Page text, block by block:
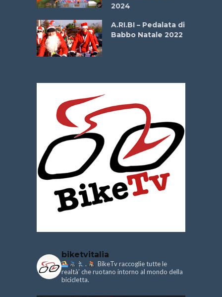
2024
A.RI.BI – Pedalata di
Babbo Natale 2022
biketvitalia
.
BikeTv raccoglie tutte le
realtà’ che ruotano intorno al mondo della
bicicletta.